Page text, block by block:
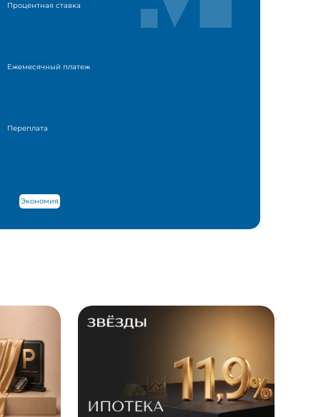
Процентная ставка
Ежемесячный платеж
Переплата
Экономия